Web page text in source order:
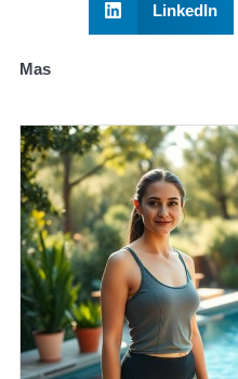
LinkedIn
Mas